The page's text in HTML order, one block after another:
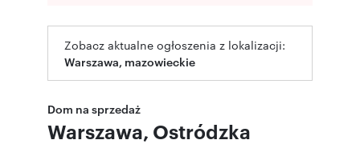
Zobacz aktualne ogłoszenia z lokalizacji:
Warszawa, mazowieckie
Dom na sprzedaż
Warszawa, Ostródzka